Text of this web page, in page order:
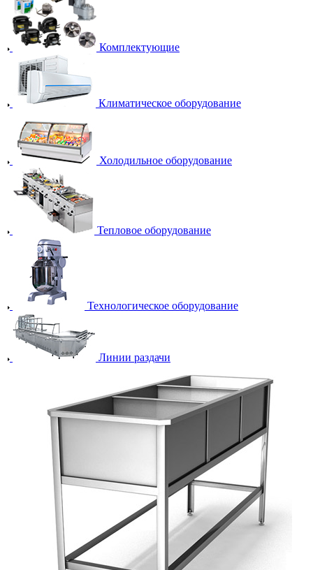
Комплектующие
Климатическое оборудование
Холодильное оборудование
Тепловое оборудование
Технологическое оборудование
Линии раздачи